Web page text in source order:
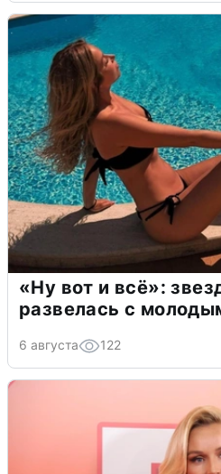
«Ну вот и всё»:
развелась с
6 августа 122